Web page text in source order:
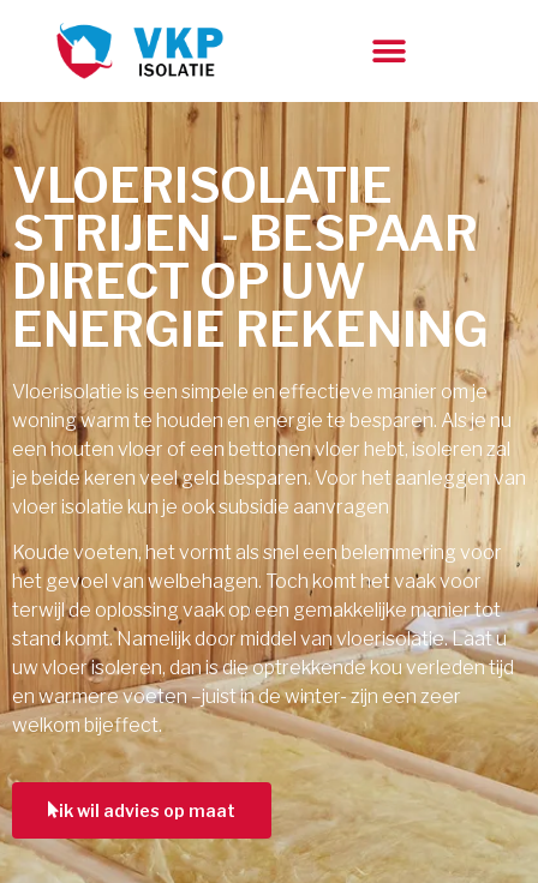
VLOERISOLATIE
STRIJEN - BESPAAR
DIRECT OP UW
ENERGIE REKENING
Vloerisolatie is een simpele en effectieve manier om je
woning warm te houden en energie te besparen. Als je nu
een houten vloer of een bettonen vloer hebt, isoleren zal
je beide keren veel geld besparen. Voor het aanleggen van
vloer isolatie kun je ook subsidie aanvragen
Koude voeten, het vormt als snel een belemmering voor
het gevoel van welbehagen. Toch komt het vaak voor
terwijl de oplossing vaak op een gemakkelijke manier tot
stand komt. Namelijk door middel van vloerisolatie. Laat u
uw vloer isoleren, dan is die optrekkende kou verleden tijd
en warmere voeten –juist in de winter- zijn een zeer
welkom bijeffect.
ik wil advies op maat